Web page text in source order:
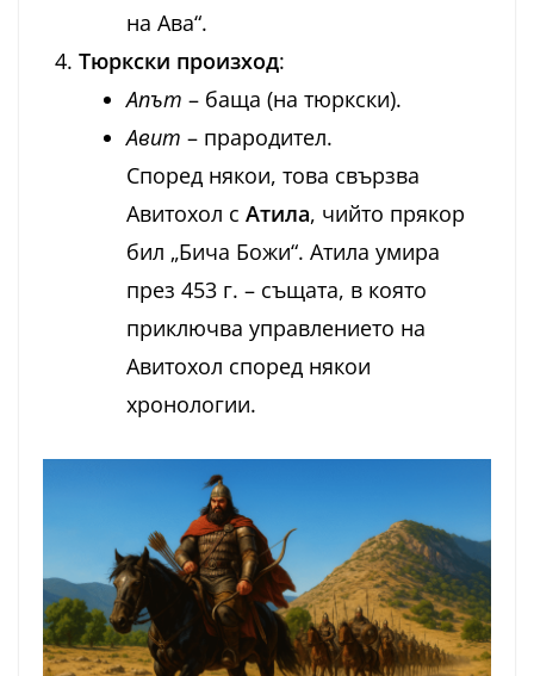
на Ава“.
Тюркски произход:
Апът – баща (на тюркски).
Авит – прародител.
Според някои, това свързва
Авитохол с Атила, чийто прякор
бил „Бича Божи“. Атила умира
през 453 г. – същата, в която
приключва управлението на
Авитохол според някои
хронологии.